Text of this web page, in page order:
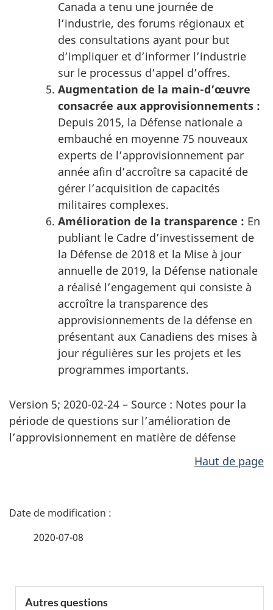
Canada a tenu une journée de
l’industrie, des forums régionaux et
des consultations ayant pour but
d’impliquer et d’informer l’industrie
sur le processus d’appel d’offres.
Augmentation de la main-d’œuvre
consacrée aux approvisionnements :
Depuis 2015, la Défense nationale a
embauché en moyenne 75 nouveaux
experts de l’approvisionnement par
année afin d’accroître sa capacité de
gérer l’acquisition de capacités
militaires complexes.
Amélioration de la transparence : En
publiant le Cadre d’investissement de
la Défense de 2018 et la Mise à jour
annuelle de 2019, la Défense nationale
a réalisé l’engagement qui consiste à
accroître la transparence des
approvisionnements de la défense en
présentant aux Canadiens des mises à
jour régulières sur les projets et les
programmes importants.
Version 5; 2020-02-24 – Source : Notes pour la
période de questions sur l’amélioration de
l’approvisionnement en matière de défense
Haut de page
D
a
2020-07-08
Autres questions